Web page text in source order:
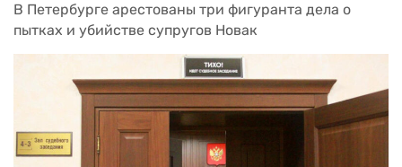
В Петербурге арестованы три фигуранта дела о
пытках и убийстве супругов Новак